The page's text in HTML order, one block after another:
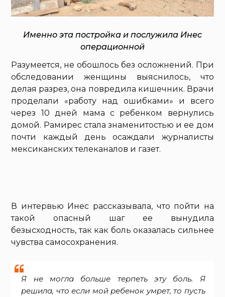
Именно эта постройка и послужила Инес
операционной
Разумеется, не обошлось без осложнений. При
обследовании женщины выяснилось, что
делая разрез, она повредила кишечник. Врачи
проделали «работу над ошибками» и всего
через 10 дней мама с ребенком вернулись
домой. Рамирес стала знаменитостью и ее дом
почти каждый день осаждали журналисты
мексиканских телеканалов и газет.
В интервью Инес рассказывала, что пойти на
такой опасный шаг ее вынудила
безысходность, так как боль оказалась сильнее
чувства самосохранения.
Я не могла больше терпеть эту боль. Я
решила, что если мой ребенок умрет, то пусть